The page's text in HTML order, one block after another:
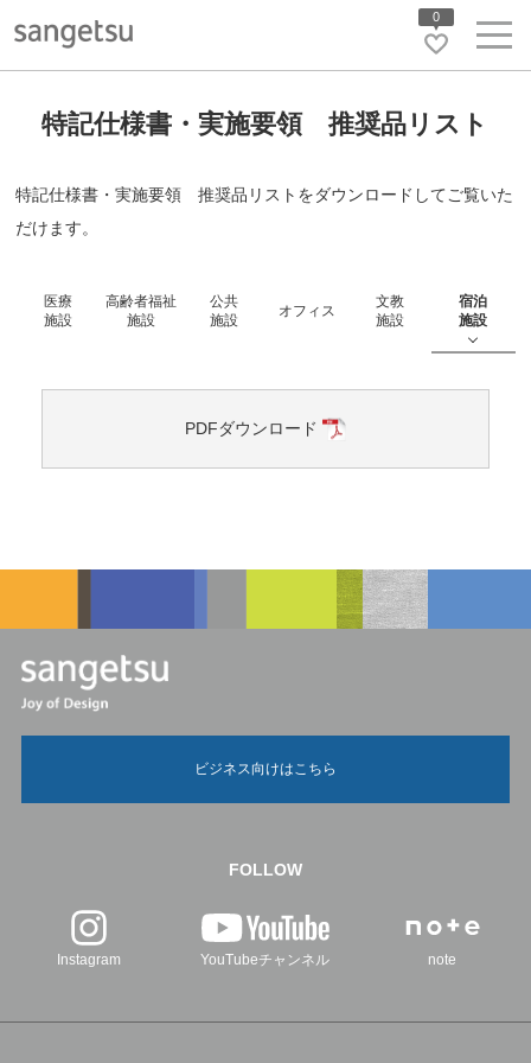
0
特記仕様書・実施要領 推奨品リスト
特記仕様書・実施要領 推奨品リストをダウンロードしてご覧いた
だけます。
医療
施設
高齢者福祉
施設
公共
施設
オフィス
文教
施設
宿泊
施設
PDFダウンロード
ビジネス向けはこちら
FOLLOW
Instagram YouTubeチャンネル note